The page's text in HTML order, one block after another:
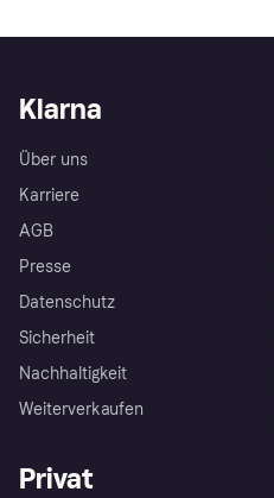
Klarna
Über uns
Karriere
AGB
Presse
Datenschutz
Sicherheit
Nachhaltigkeit
Weiterverkaufen
Privat